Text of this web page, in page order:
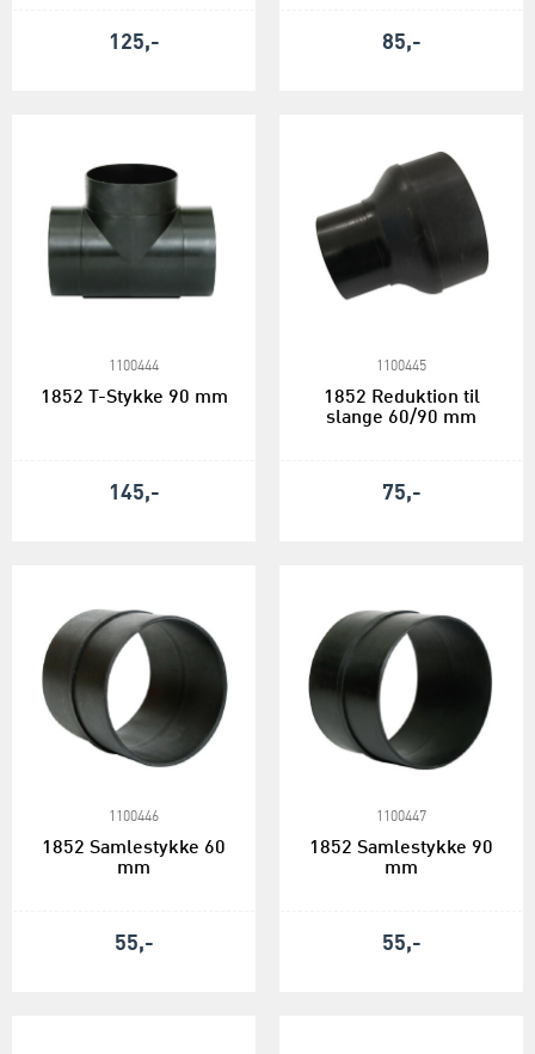
125,- 85,-
1100444
1852 T-Stykke 90 mm
145,-
1100445
1852 Reduktion til
slange 60/90 mm
75,-
1100446
1852 Samlestykke 60
mm
55,-
1100447
1852 Samlestykke 90
mm
55,-